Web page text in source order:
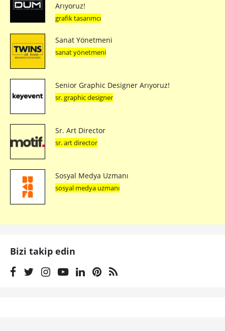
Arıyoruz!
grafik tasarımcı
Sanat Yönetmeni
sanat yönetmeni
Senior Graphic Designer Arıyoruz!
sr. graphic designer
Sr. Art Director
sr. art director
Sosyal Medya Uzmanı
sosyal medya uzmanı
Bizi takip edin